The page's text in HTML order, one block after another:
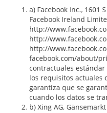
a) Facebook Inc., 1601
Facebook Ireland
http://
http://
http://
facebook.com/about/
contractuales estándar
los requisitos actuales
garantiza que se
cuando los datos se
b) Xing AG,